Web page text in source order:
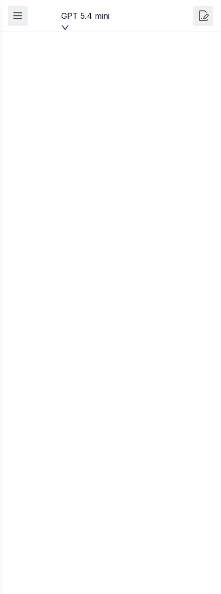
GPT 5.4 mini